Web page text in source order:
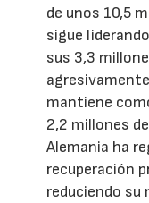
de unos 10,5
sigue
sus 3,3
mantiene
2,2 millones
Alemania ha
recuperación
reduciendo su